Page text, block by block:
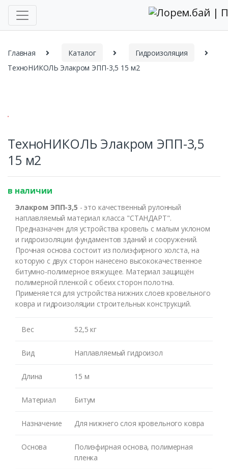
Главная Каталог
Гидроизоляция
ТехноНИКОЛЬ Элакром ЭПП-3,5 15 м2
ТехноНИКОЛЬ Элакром ЭПП-3,5
15 м2
в наличии
Элакром ЭПП-3,5 - это качественный рулонный
наплавляемый материал класса "СТАНДАРТ".
Предназначен для устройства кровель с малым уклоном
и гидроизоляции фундаментов зданий и сооружений.
Прочная основа состоит из полиэфирного холста, на
которую с двух сторон нанесено высококачественное
битумно-полимерное вяжущее. Материал защищён
полимерной пленкой с обеих сторон полотна.
Применяется для устройства нижних слоев кровельного
ковра и гидроизоляции строительных конструкций.
Вес 52,5 кг
Вид Наплавляемый гидроизол
Длина 15 м
Материал Битум
Назначение Для нижнего слоя кровельного ковра
Основа
Полиэфирная основа, полимерная
пленка
Оставьте номер и мы
перезвоним Вам
ЖДУ ЗВОНКА